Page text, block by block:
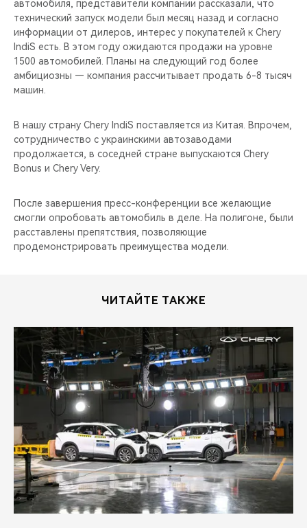
автомобиля, представители компании рассказали, что
технический запуск модели был месяц назад и согласно
информации от дилеров, интерес у покупателей к Chery
IndiS есть. В этом году ожидаются продажи на уровне
1500 автомобилей. Планы на следующий год более
амбициозны — компания рассчитывает продать 6-8 тысяч
машин.
В нашу страну Chery IndiS поставляется из Китая. Впрочем,
сотрудничество с украинскими автозаводами
продолжается, в соседней стране выпускаются Chery
Bonus и Chery Very.
После завершения пресс-конференции все желающие
смогли опробовать автомобиль в деле. На полигоне, были
расставлены препятствия, позволяющие
продемонстрировать преимущества модели.
ЧИТАЙТЕ ТАКЖЕ